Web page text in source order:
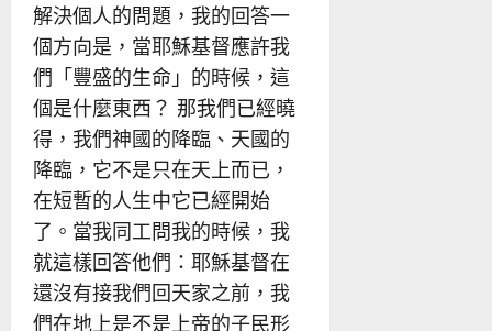
解決個人的問題，我的回答一
個方向是，當耶穌基督應許我
們「豐盛的生命」的時候，這
個是什麼東西？ 那我們已經曉
得，我們神國的降臨、天國的
降臨，它不是只在天上而已，
在短暫的人生中它已經開始
了。當我同工問我的時候，我
就這樣回答他們：耶穌基督在
還沒有接我們回天家之前，我
們在地上是不是上帝的子民形